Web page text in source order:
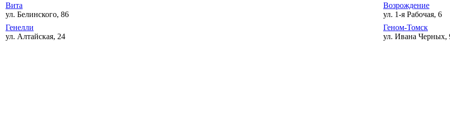
Вита
ул. Белинского, 86
Возрождение
ул. 1-я Рабочая, 6
Генелли
ул. Алтайская, 24
Геном-Томск
ул. Ивана Черных,